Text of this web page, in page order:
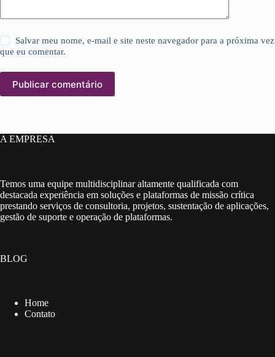
Salvar meu nome, e-mail e site neste navegador para a próxima vez
que eu comentar.
Publicar comentário
A EMPRESA
Temos uma equipe multidisciplinar altamente qualificada com
destacada experiência em soluções e plataformas de missão crítica
prestando serviços de consultoria, projetos, sustentação de aplicações,
gestão de suporte e operação de plataformas.
BLOG
Home
Contato